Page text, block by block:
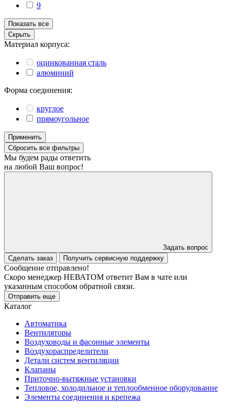
9
Показать все
Скрыть
Материал корпуса:
оцинкованная сталь
алюминий
Форма соединения:
круглое
прямоугольное
Применить
Сбросить все фильтры
Мы будем рады ответить
на любой Ваш вопрос!
Задать вопрос
Сделать заказ
Получить сервисную поддержку
Сообщение отправлено!
Скоро менеджер НЕВАТОМ ответит Вам в чате или
указанным способом обратной связи.
Отправить еще
Каталог
Автоматика
Вентиляторы
Воздуховоды и фасонные элементы
Воздухораспределители
Детали систем вентиляции
Клапаны
Приточно-вытяжные установки
Тепловое, холодильное и теплообменное оборудование
Элементы соединения и крепежа